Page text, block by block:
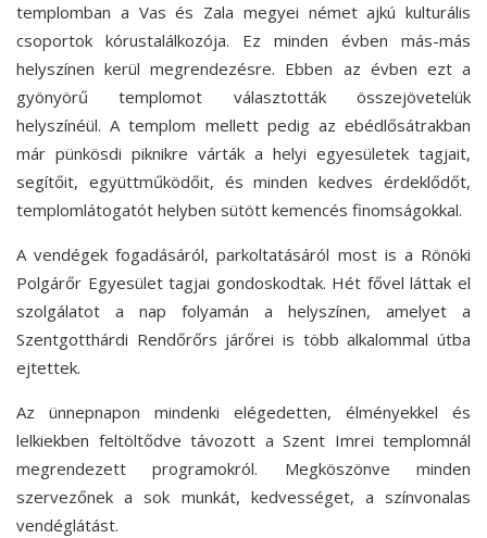
templomban a Vas és Zala megyei német ajkú kulturális
csoportok kórustalálkozója. Ez minden évben más-más
helyszínen kerül megrendezésre. Ebben az évben ezt a
gyönyörű templomot választották összejövetelük
helyszínéül. A templom mellett pedig az ebédlősátrakban
már pünkösdi piknikre várták a helyi egyesületek tagjait,
segítőit, együttműködőit, és minden kedves érdeklődőt,
templomlátogatót helyben sütött kemencés finomságokkal.
A vendégek fogadásáról, parkoltatásáról most is a Rönöki
Polgárőr Egyesület tagjai gondoskodtak. Hét fővel láttak el
szolgálatot a nap folyamán a helyszínen, amelyet a
Szentgotthárdi Rendőrőrs járőrei is több alkalommal útba
ejtettek.
Az ünnepnapon mindenki elégedetten, élményekkel és
lelkiekben feltöltődve távozott a Szent Imrei templomnál
megrendezett programokról. Megköszönve minden
szervezőnek a sok munkát, kedvességet, a színvonalas
vendéglátást.